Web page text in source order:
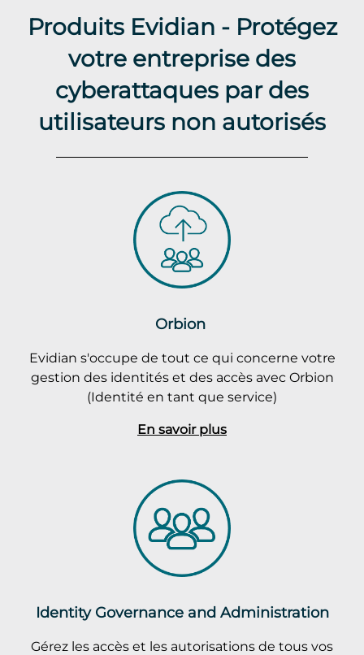
Produits Evidian - Protégez
votre entreprise des
cyberattaques par des
utilisateurs non autorisés
Orbion
Evidian s'occupe de tout ce qui concerne votre
gestion des identités et des accès avec Orbion
(Identité en tant que service)
En savoir plus
Identity Governance and Administration
Gérez les accès et les autorisations de tous vos